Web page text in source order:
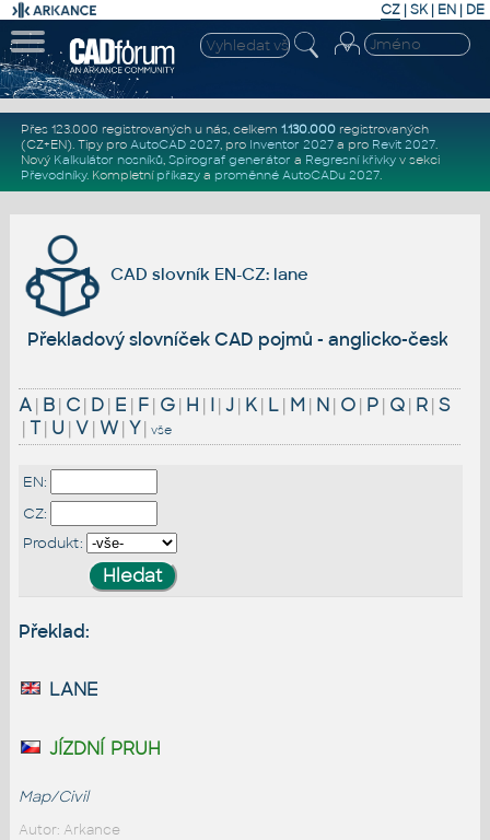
CZ | SK| EN | DE
Přes 123.000 registrovaných u nás, celkem 1.130.000registrovaných
(CZ+EN). Tipy pro AutoCAD 2027, pro Inventor 2027a pro Revit 2027.
Nový Kalkulátor nosníků, Spirograf generátor a Regresní křivkyv sekci
Převodníky. Kompletní příkazya proměnné AutoCADu 2027.
CAD slovník EN-CZ: lane
Překladový slovníček CAD pojmů - anglicko-český
A| B| C| D| E | F| G| H | I| J| K| L| M| N| O| P| Q| R| S
| T| U | V| W| Y| vše
EN:
CZ:
Produkt:
Překlad:
lane
jízdní pruh
Map/Civil
Autor: Arkance